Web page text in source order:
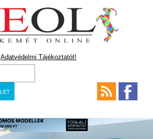
Adatvédelmi Tájékoztatót!